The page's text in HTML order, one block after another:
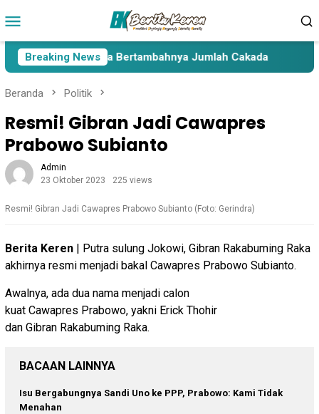
ke
Mobile
Breaking News
Paslon Pasca Bertambahnya Jumlah Cakada
Beranda Politik
Resmi! Gibran Jadi Cawapres
Prabowo Subianto
Admin
23 Oktober 2023
225 views
Resmi! Gibran Jadi Cawapres Prabowo Subianto (Foto: Gerindra)
Berita Keren | Putra sulung Jokowi, Gibran Rakabuming Raka
akhirnya resmi menjadi bakal Cawapres Prabowo Subianto.
Awalnya, ada dua nama menjadi calon
kuat Cawapres Prabowo, yakni Erick Thohir
dan Gibran Rakabuming Raka.
BACAAN LAINNYA
Isu Bergabungnya Sandi Uno ke PPP, Prabowo: Kami Tidak
Menahan